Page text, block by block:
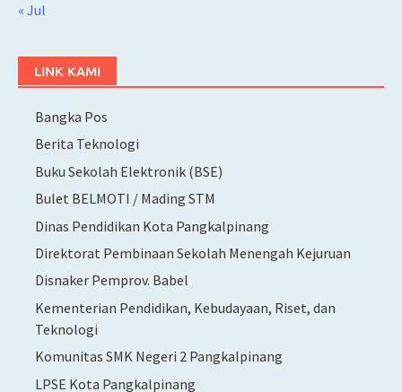
« Jul
LINK KAMI
Bangka Pos
Berita Teknologi
Buku Sekolah Elektronik (BSE)
Bulet BELMOTI / Mading STM
Dinas Pendidikan Kota Pangkalpinang
Direktorat Pembinaan Sekolah Menengah Kejuruan
Disnaker Pemprov. Babel
Kementerian Pendidikan, Kebudayaan, Riset, dan
Teknologi
Komunitas SMK Negeri 2 Pangkalpinang
LPSE Kota Pangkalpinang